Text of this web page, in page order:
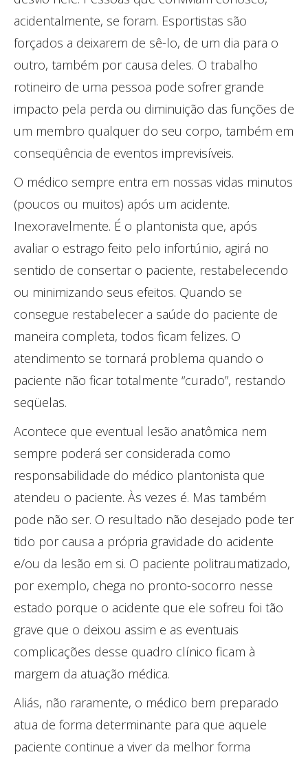
acidentalmente, se foram. Esportistas são
forçados a deixarem de sê-lo, de um dia para o
outro, também por causa deles. O trabalho
rotineiro de uma pessoa pode sofrer grande
impacto pela perda ou diminuição das funções de
um membro qualquer do seu corpo, também em
conseqüência de eventos imprevisíveis.
O médico sempre entra em nossas vidas minutos
(poucos ou muitos) após um acidente.
Inexoravelmente. É o plantonista que, após
avaliar o estrago feito pelo infortúnio, agirá no
sentido de consertar o paciente, restabelecendo
ou minimizando seus efeitos. Quando se
consegue restabelecer a saúde do paciente de
maneira completa, todos ficam felizes. O
atendimento se tornará problema quando o
paciente não ficar totalmente “curado”, restando
seqüelas.
Acontece que eventual lesão anatômica nem
sempre poderá ser considerada como
responsabilidade do médico plantonista que
atendeu o paciente. Às vezes é. Mas também
pode não ser. O resultado não desejado pode ter
tido por causa a própria gravidade do acidente
e/ou da lesão em si. O paciente politraumatizado,
por exemplo, chega no pronto-socorro nesse
estado porque o acidente que ele sofreu foi tão
grave que o deixou assim e as eventuais
complicações desse quadro clínico ficam à
margem da atuação médica.
Aliás, não raramente, o médico bem preparado
atua de forma determinante para que aquele
paciente continue a viver da melhor forma